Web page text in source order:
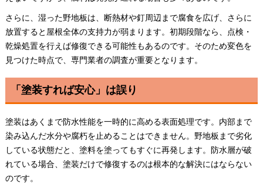
さらに、湿った野地板は、断熱材や釘周辺まで腐食を広げ、さらに
放置すると屋根全体の支持力が弱まります。初期段階なら、点検・
乾燥処置を行えば修復できる可能性もあるのです。そのため変色を
見つけた時点で、専門業者の調査が重要となります。
「塗装すれば安心」は誤り
塗装はあくまで防水性能を一時的に高める表面処理です。内部まで
染み込んだ水分や腐朽を止めることはできません。野地板まで劣化
している状態だと、塗料を塗ってもすぐに再発します。防水層が破
れている場合、塗装だけで修復するのは根本的な解決にはならない
のです。